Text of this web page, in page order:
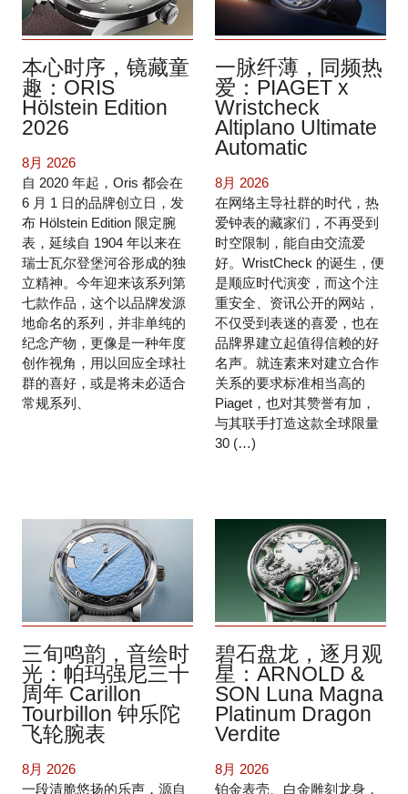
本心时序，镜藏童
趣：ORIS
Hölstein Edition
2026
8月 2026
自 2020 年起，Oris 都会在
6 月 1 日的品牌创立日，发
布 Hölstein Edition 限定腕
表，延续自 1904 年以来在
瑞士瓦尔登堡河谷形成的独
立精神。今年迎来该系列第
七款作品，这个以品牌发源
地命名的系列，并非单纯的
纪念产物，更像是一种年度
创作视角，用以回应全球社
群的喜好，或是将未必适合
常规系列、
一脉纤薄，同频热
爱：PIAGET x
Wristcheck
Altiplano Ultimate
Automatic
8月 2026
在网络主导社群的时代，热
爱钟表的藏家们，不再受到
时空限制，能自由交流爱
好。WristCheck 的诞生，便
是顺应时代演变，而这个注
重安全、资讯公开的网站，
不仅受到表迷的喜爱，也在
品牌界建立起值得信赖的好
名声。就连素来对建立合作
关系的要求标准相当高的
Piaget，也对其赞誉有加，
与其联手打造这款全球限量
30 (…)
三旬鸣韵，音绘时
光：帕玛强尼三十
周年 Carillon
Tourbillon 钟乐陀
飞轮腕表
8月 2026
一段清脆悠扬的乐声，源自
碧石盘龙，逐月观
星：ARNOLD &
SON Luna Magna
Platinum Dragon
Verdite
8月 2026
铂金表壳、白金雕刻龙身，